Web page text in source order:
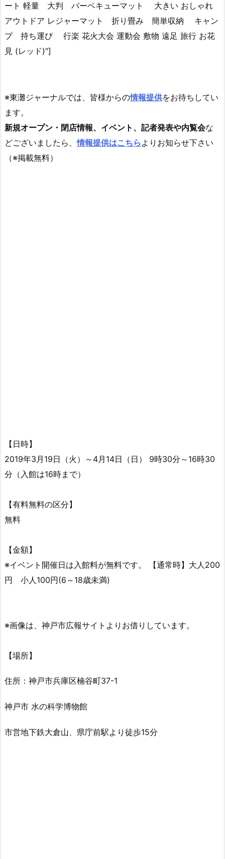
ート 軽量 大判 バーベキューマット 大きい おしゃれ
アウトドア レジャーマット 折り畳み 簡単収納 キャン
プ 持ち運び 行楽 花火大会 運動会 敷物 遠足 旅行 お花
見 (レッド)"]
※東灘ジャーナルでは、皆様からの情報提供をお待ちしてい
ます。
新規オープン・閉店情報、イベント、記者発表や内覧会な
どございましたら、情報提供はこちら よりお知らせ下さい
（※掲載無料）
【日時】
2019年3月19日（火）～4月14日（日） 9時30分～16時30
分（入館は16時まで）
【有料無料の区分】
無料
【金額】
※イベント開催日は入館料が無料です。 【通常時】大人200
円 小人100円(6～18歳未満)
※画像は、神戸市広報サイトよりお借りしています。
【場所】
住所：神戸市兵庫区楠谷町37-1
神戸市 水の科学博物館
市営地下鉄大倉山、県庁前駅より徒歩15分